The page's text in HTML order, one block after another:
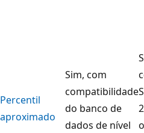
Percentil
aproximado
Sim, com
compatibilidade
do banco de
dados de nível